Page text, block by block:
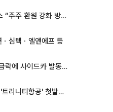
삼성전자·SK하이닉스 “주주 환원 강화 방안 마련”
심텍ㆍ엘앤에프 등
코스피, 장중 5%대 급락에 사이드카 발동…삼성·SK 동반 폭락
티웨이항공, 새 이름 '트리니티항공' 첫발…SSC 전략 본격화